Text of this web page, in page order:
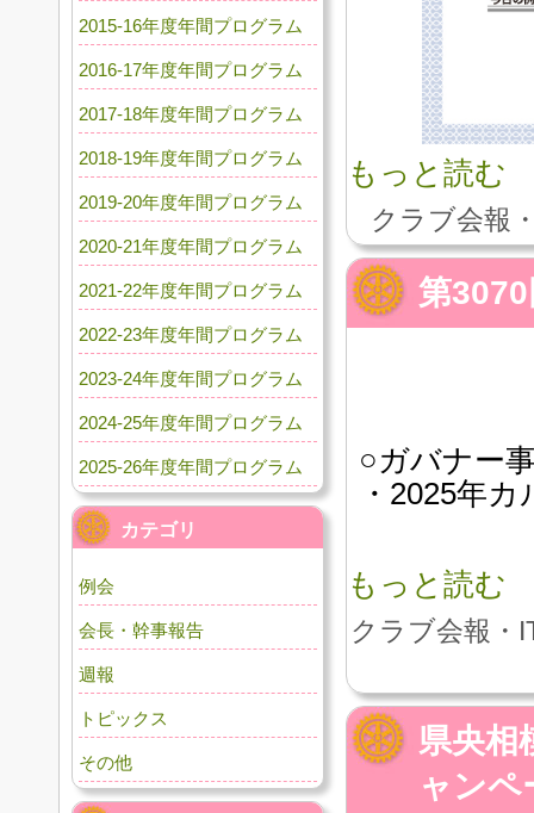
もっと読む
クラブ会報
第
○ガバナー
・2025年
もっと読む
クラブ会報・
県央
ャンペ
2015-16年度年間プログラム
2016-17年度年間プログラム
2017-18年度年間プログラム
2018-19年度年間プログラム
2019-20年度年間プログラム
2020-21年度年間プログラム
2021-22年度年間プログラム
2022-23年度年間プログラム
2023-24年度年間プログラム
2024-25年度年間プログラム
2025-26年度年間プログラム
カテゴリ
例会
会長・幹事報告
週報
トピックス
その他